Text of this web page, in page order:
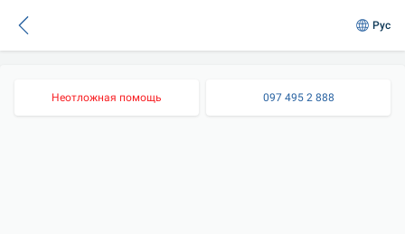
Рус
Неотложная помощь 097 495 2 888